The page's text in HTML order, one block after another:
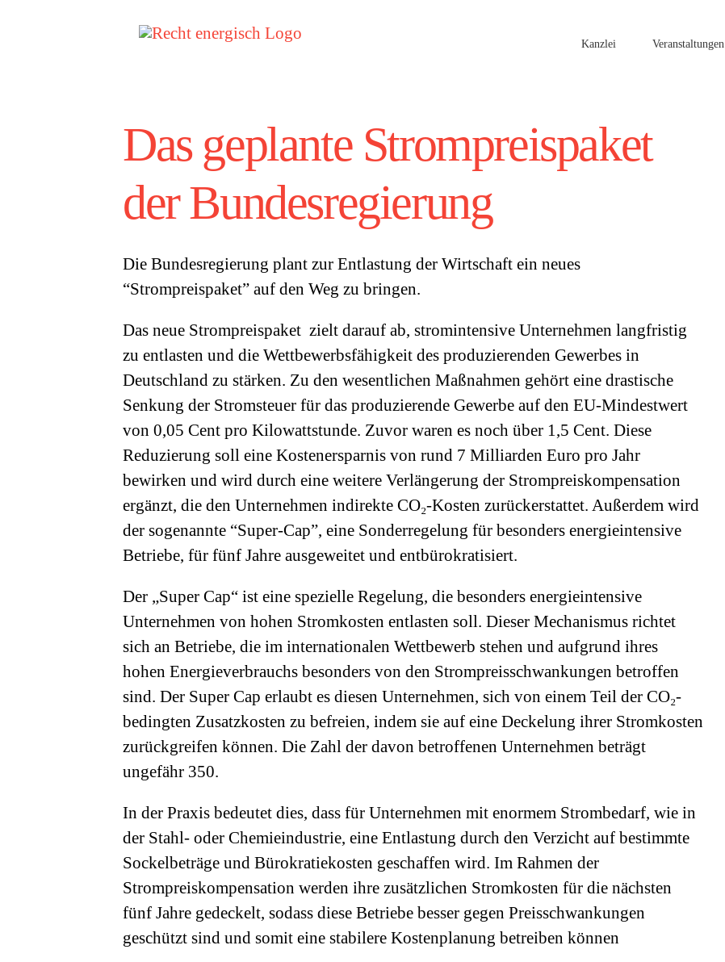
Kanzlei Veranstaltungen
Das geplante Strompreispaket
der Bundesregierung
Die Bundesregierung plant zur Entlastung der Wirtschaft ein neues
“Strompreispaket” auf den Weg zu bringen.
Das neue Strompreispaket zielt darauf ab, stromintensive Unternehmen langfristig
zu entlasten und die Wettbewerbsfähigkeit des produzierenden Gewerbes in
Deutschland zu stärken. Zu den wesentlichen Maßnahmen gehört eine drastische
Senkung der Stromsteuer für das produzierende Gewerbe auf den EU-Mindestwert
von 0,05 Cent pro Kilowattstunde. Zuvor waren es noch über 1,5 Cent. Diese
Reduzierung soll eine Kostenersparnis von rund 7 Milliarden Euro pro Jahr
bewirken und wird durch eine weitere Verlängerung der Strompreiskompensation
ergänzt, die den Unternehmen indirekte CO₂-Kosten zurückerstattet. Außerdem wird
der sogenannte “Super-Cap”, eine Sonderregelung für besonders energieintensive
Betriebe, für fünf Jahre ausgeweitet und entbürokratisiert.
Der „Super Cap“ ist eine spezielle Regelung, die besonders energieintensive
Unternehmen von hohen Stromkosten entlasten soll. Dieser Mechanismus richtet
sich an Betriebe, die im internationalen Wettbewerb stehen und aufgrund ihres
hohen Energieverbrauchs besonders von den Strompreisschwankungen betroffen
sind. Der Super Cap erlaubt es diesen Unternehmen, sich von einem Teil der CO₂-
bedingten Zusatzkosten zu befreien, indem sie auf eine Deckelung ihrer Stromkosten
zurückgreifen können. Die Zahl der davon betroffenen Unternehmen beträgt
ungefähr 350.
In der Praxis bedeutet dies, dass für Unternehmen mit enormem Strombedarf, wie in
der Stahl- oder Chemieindustrie, eine Entlastung durch den Verzicht auf bestimmte
Sockelbeträge und Bürokratiekosten geschaffen wird. Im Rahmen der
Strompreiskompensation werden ihre zusätzlichen Stromkosten für die nächsten
fünf Jahre gedeckelt, sodass diese Betriebe besser gegen Preisschwankungen
geschützt sind und somit eine stabilere Kostenplanung betreiben können​